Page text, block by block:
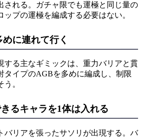
される。ガチャ限でも運極と同じ量の
プの運極を編成する必要はない。
に連れて行く
する主なギミックは、重力バリアと貫
タイプのAGBを多めに編成し、制限
。
るキャラを1体は入れる
バリアを張ったサソリが出現する。バ